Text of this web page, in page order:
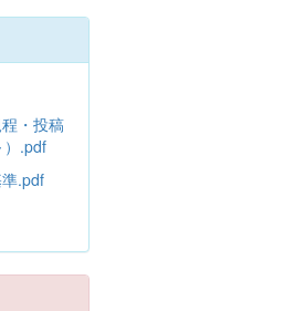
・投稿
）.pdf
準.pdf